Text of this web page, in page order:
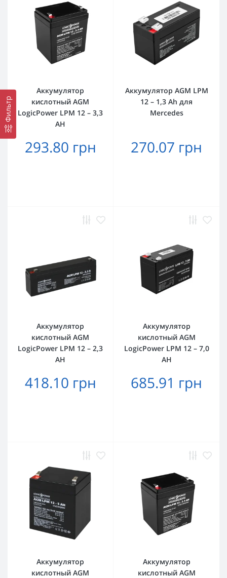
Фильтр
Аккумулятор
кислотный AGM
LogicPower LPM 12 – 3,3
AH
293.80 грн
Аккумулятор AGM LPM
12 – 1,3 Ah для
Mercedes
270.07 грн
Аккумулятор
кислотный AGM
LogicPower LPM 12 – 2,3
AH
418.10 грн
Аккумулятор
кислотный AGM
LogicPower LPM 12 – 7,0
AH
685.91 грн
Аккумулятор
кислотный AGM
Аккумулятор
кислотный AGM